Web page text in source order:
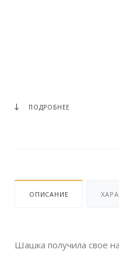
ПОДРОБНЕЕ
ОПИСАНИЕ
Шашка получила свое